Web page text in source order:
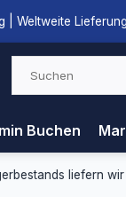
| Weltweite Lieferung
Buchen
liefern wir